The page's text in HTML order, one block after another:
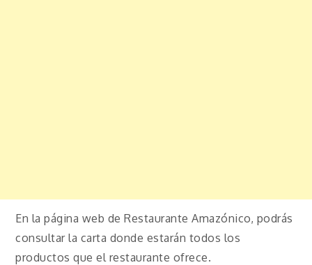
En la página web de Restaurante Amazónico, podrás
consultar la carta donde estarán todos los
productos que el restaurante ofrece.